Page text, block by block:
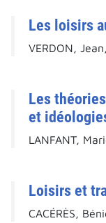
Les loisirs
VERDON,
Les
et
LANFANT,
Loisirs et
CACÉRÈS,